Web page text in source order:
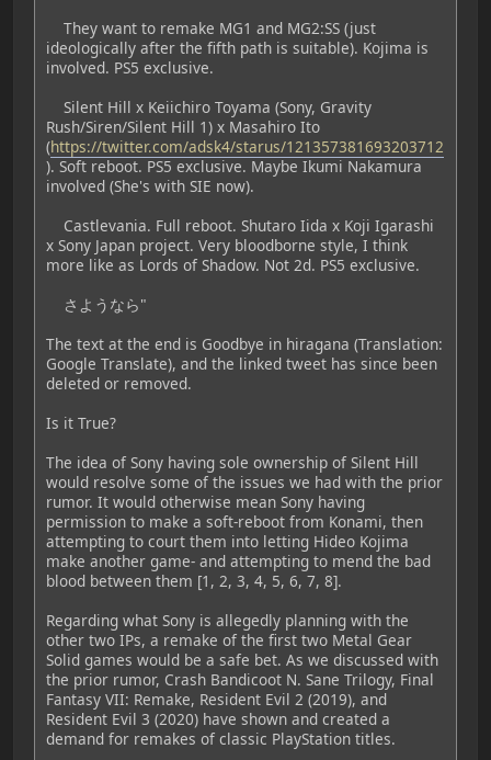
They want to remake MG1 and MG2:SS (just
ideologically after the fifth path is suitable). Kojima is
involved. PS5 exclusive.
Silent Hill x Keiichiro Toyama (Sony, Gravity
Rush/Siren/Silent Hill 1) x Masahiro Ito
(https://twitter.com/adsk4/starus/121357381693203712
). Soft reboot. PS5 exclusive. Maybe Ikumi Nakamura
involved (She's with SIE now).
Castlevania. Full reboot. Shutaro Iida x Koji Igarashi
x Sony Japan project. Very bloodborne style, I think
more like as Lords of Shadow. Not 2d. PS5 exclusive.
さようなら"
The text at the end is Goodbye in hiragana (Translation:
Google Translate), and the linked tweet has since been
deleted or removed.
Is it True?
The idea of Sony having sole ownership of Silent Hill
would resolve some of the issues we had with the prior
rumor. It would otherwise mean Sony having
permission to make a soft-reboot from Konami, then
attempting to court them into letting Hideo Kojima
make another game- and attempting to mend the bad
blood between them [1, 2, 3, 4, 5, 6, 7, 8].
Regarding what Sony is allegedly planning with the
other two IPs, a remake of the first two Metal Gear
Solid games would be a safe bet. As we discussed with
the prior rumor, Crash Bandicoot N. Sane Trilogy, Final
Fantasy VII: Remake, Resident Evil 2 (2019), and
Resident Evil 3 (2020) have shown and created a
demand for remakes of classic PlayStation titles.